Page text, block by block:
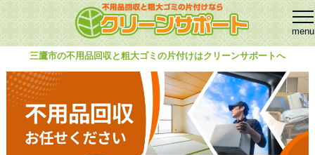
三鷹市の不用品回収と粗大ゴミの片付けはクリーンサポートへ